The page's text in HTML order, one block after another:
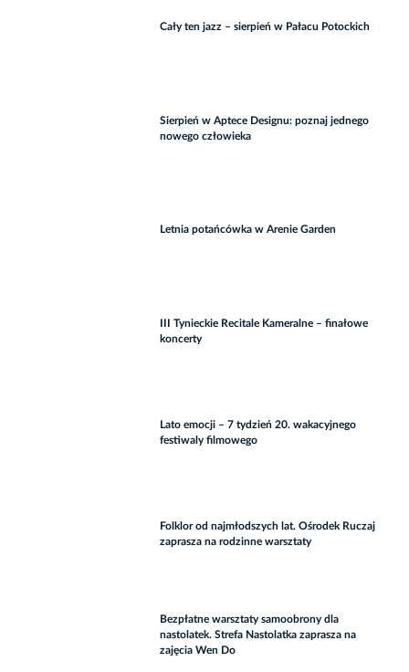
Cały ten jazz – sierpień w Pałacu Potockich
Sierpień w Aptece Designu: poznaj jednego
nowego człowieka
Letnia potańcówka w Arenie Garden
III Tynieckie Recitale Kameralne – finałowe
koncerty
Lato emocji – 7 tydzień 20. wakacyjnego
festiwaly filmowego
Folklor od najmłodszych lat. Ośrodek Ruczaj
zaprasza na rodzinne warsztaty
Bezpłatne warsztaty samoobrony dla
nastolatek. Strefa Nastolatka zaprasza na
zajęcia Wen Do